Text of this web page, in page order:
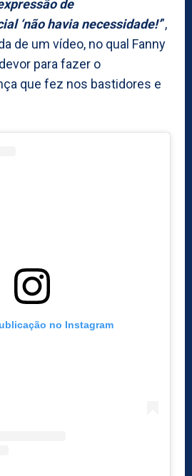
de
‘não havia necessidade!’”,
de um vídeo, no qual Fanny
para fazer o
que fez nos bastidores e
no Instagram